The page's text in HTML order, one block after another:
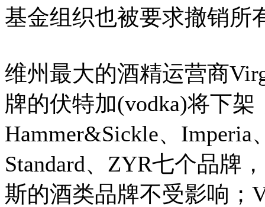
基金组织也被要求撤销所
维州最大的酒精运营商
牌的伏特加(vodka)将下架
Hammer&Sickle、Imperia
Standard、ZYR七个品牌
斯的酒类品牌不受影响；